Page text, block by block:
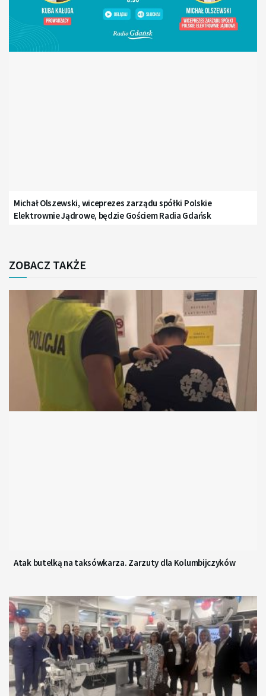
Michał Olszewski, wiceprezes zarządu spółki Polskie
Elektrownie Jądrowe, będzie Gościem Radia Gdańsk
ZOBACZ TAKŻE
Atak butelką na taksówkarza. Zarzuty dla Kolumbijczyków